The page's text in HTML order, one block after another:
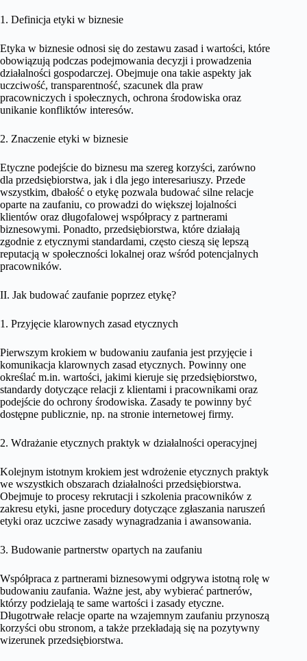
1. Definicja etyki w biznesie
Etyka w biznesie odnosi się do zestawu zasad i wartości, które
obowiązują podczas podejmowania decyzji i prowadzenia
działalności gospodarczej. Obejmuje ona takie aspekty jak
uczciwość, transparentność, szacunek dla praw
pracowniczych i społecznych, ochrona środowiska oraz
unikanie konfliktów interesów.
2. Znaczenie etyki w biznesie
Etyczne podejście do biznesu ma szereg korzyści, zarówno
dla przedsiębiorstwa, jak i dla jego interesariuszy. Przede
wszystkim, dbałość o etykę pozwala budować silne relacje
oparte na zaufaniu, co prowadzi do większej lojalności
klientów oraz długofalowej współpracy z partnerami
biznesowymi. Ponadto, przedsiębiorstwa, które działają
zgodnie z etycznymi standardami, często cieszą się lepszą
reputacją w społeczności lokalnej oraz wśród potencjalnych
pracowników.
II. Jak budować zaufanie poprzez etykę?
1. Przyjęcie klarownych zasad etycznych
Pierwszym krokiem w budowaniu zaufania jest przyjęcie i
komunikacja klarownych zasad etycznych. Powinny one
określać m.in. wartości, jakimi kieruje się przedsiębiorstwo,
standardy dotyczące relacji z klientami i pracownikami oraz
podejście do ochrony środowiska. Zasady te powinny być
dostępne publicznie, np. na stronie internetowej firmy.
2. Wdrażanie etycznych praktyk w działalności operacyjnej
Kolejnym istotnym krokiem jest wdrożenie etycznych praktyk
we wszystkich obszarach działalności przedsiębiorstwa.
Obejmuje to procesy rekrutacji i szkolenia pracowników z
zakresu etyki, jasne procedury dotyczące zgłaszania naruszeń
etyki oraz uczciwe zasady wynagradzania i awansowania.
3. Budowanie partnerstw opartych na zaufaniu
Współpraca z partnerami biznesowymi odgrywa istotną rolę w
budowaniu zaufania. Ważne jest, aby wybierać partnerów,
którzy podzielają te same wartości i zasady etyczne.
Długotrwałe relacje oparte na wzajemnym zaufaniu przynoszą
korzyści obu stronom, a także przekładają się na pozytywny
wizerunek przedsiębiorstwa.